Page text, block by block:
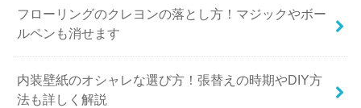
フローリングのクレヨンの落とし方！マジックやボー
ルペンも消せます
内装壁紙のオシャレな選び方！張替えの時期やDIY方
法も詳しく解説